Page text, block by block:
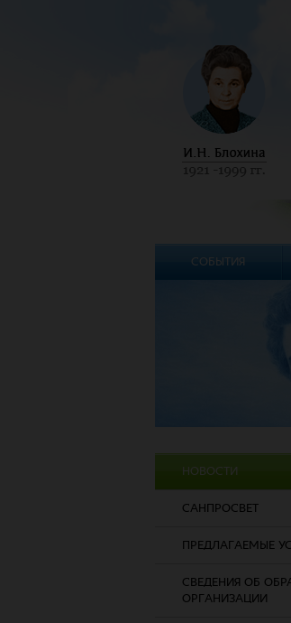
НОВОСТИ
САНПРОСВЕТ
ПРЕДЛАГАЕМЫЕ
СВЕДЕНИЯ ОБ
ОРГАНИЗАЦИИ
СОБЫТИЯ